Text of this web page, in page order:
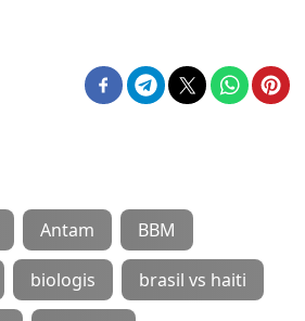
Antam BBM
biologis brasil vs haiti